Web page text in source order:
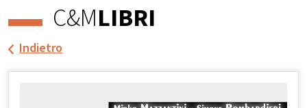
C&MLIBRI
Indietro